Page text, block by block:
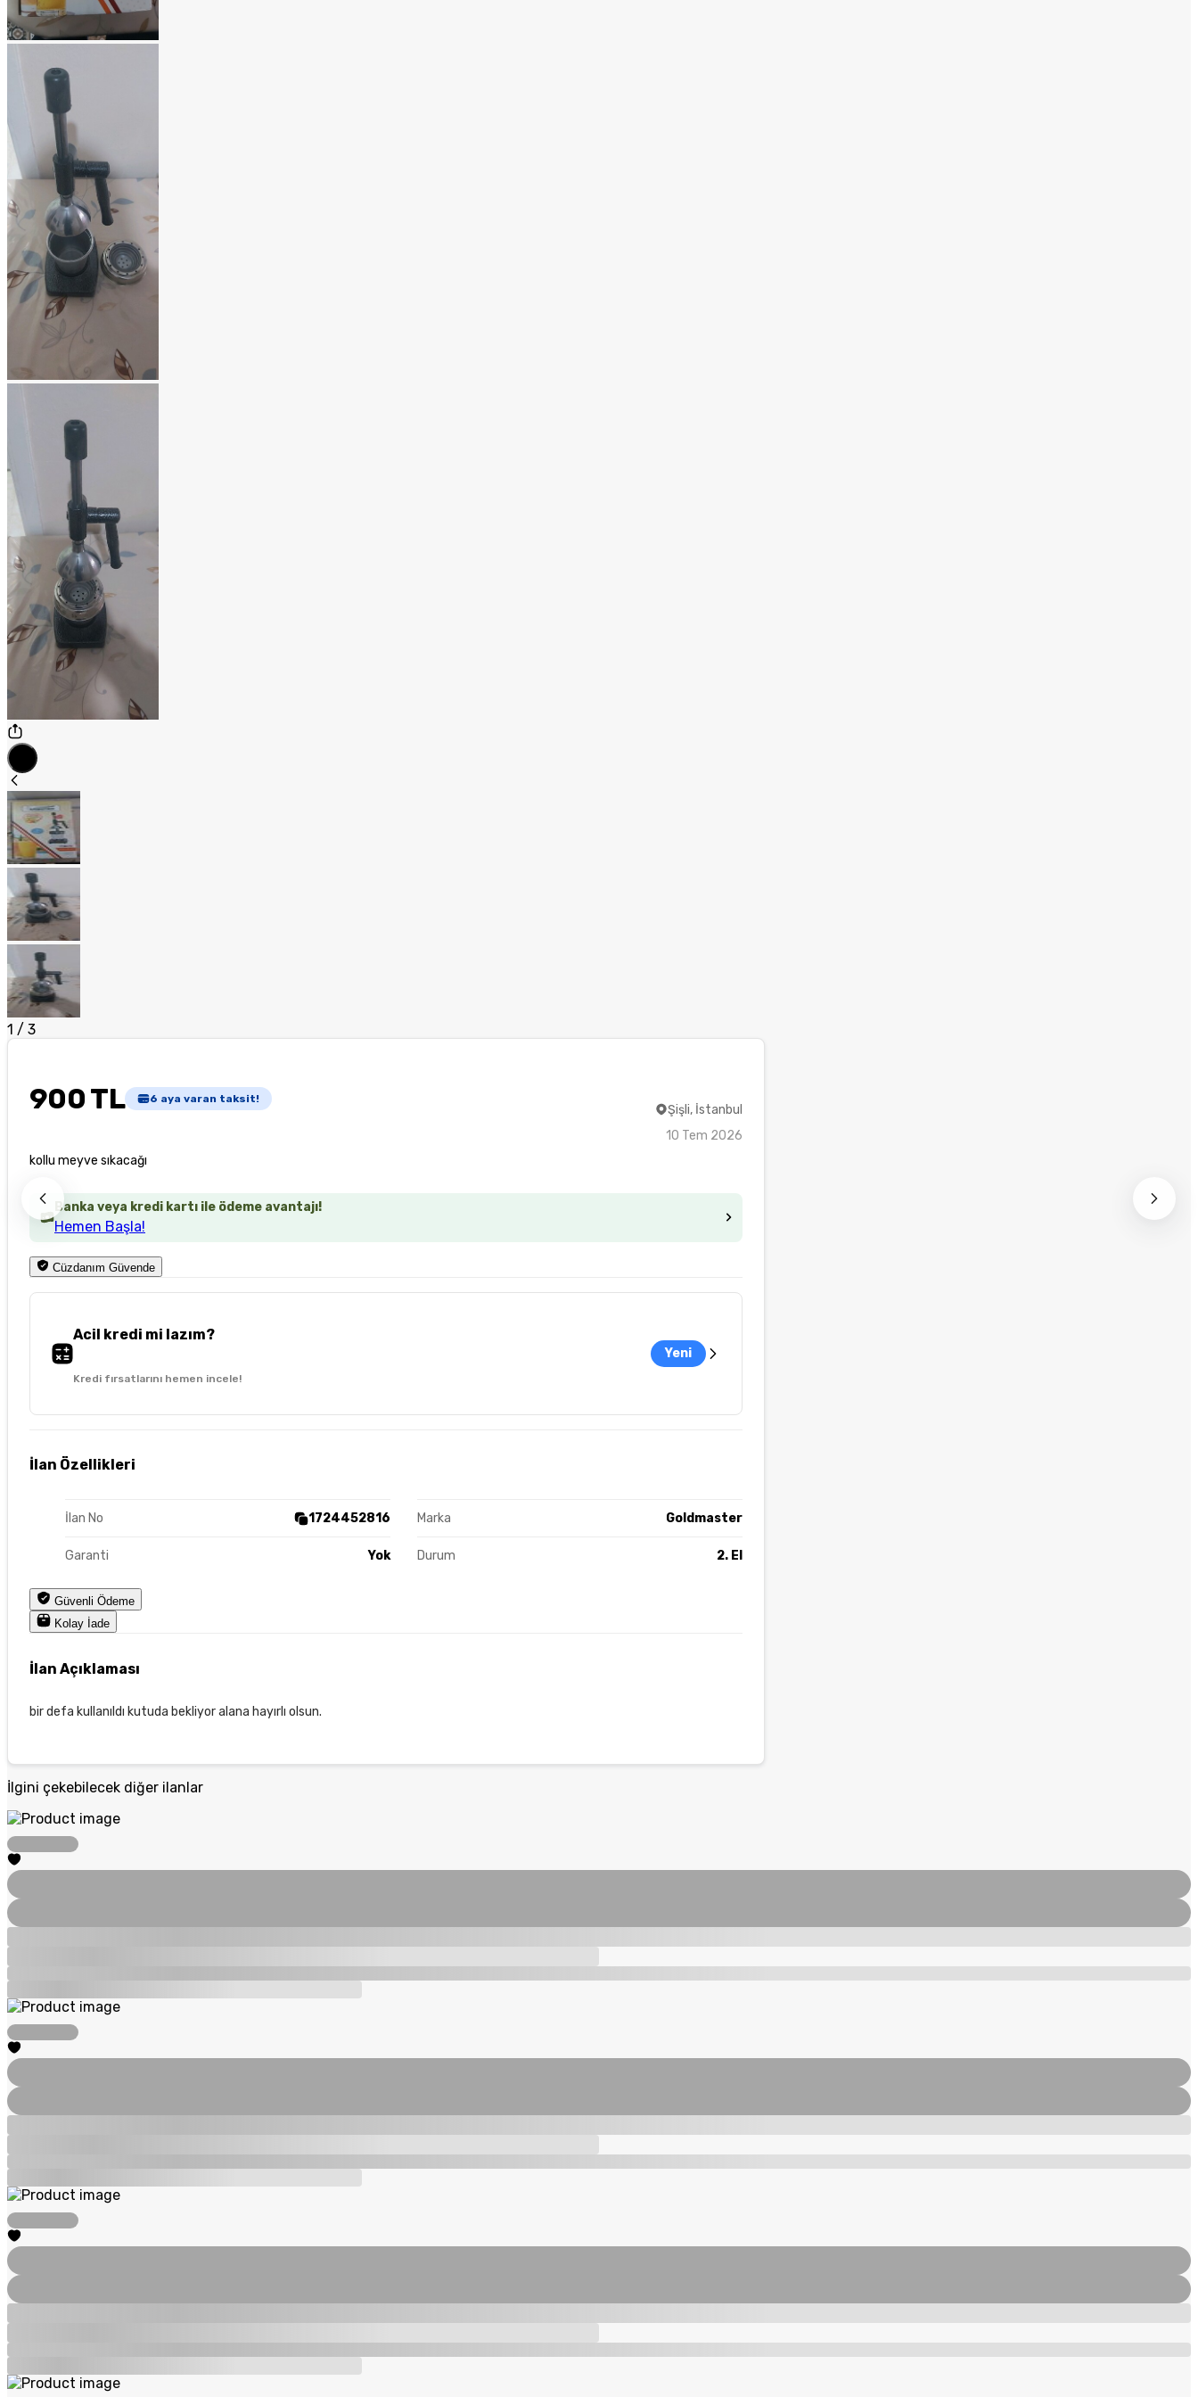
1 / 3
900 TL 6 aya varan taksit!
kollu meyve sıkacağı
Şişli, İstanbul
10 Tem 2026
Banka veya kredi kartı ile ödeme avantajı!
Hemen Başla!
Cüzdanım Güvende
Acil kredi mi lazım?
Kredi fırsatlarını hemen incele!
Yeni
İlan Özellikleri
İlan No 1724452816 Marka Goldmaster
Garanti Yok Durum 2. El
Güvenli Ödeme
Kolay İade
İlan Açıklaması
bir defa kullanıldı kutuda bekliyor alana hayırlı olsun.
İlgini çekebilecek diğer ilanlar